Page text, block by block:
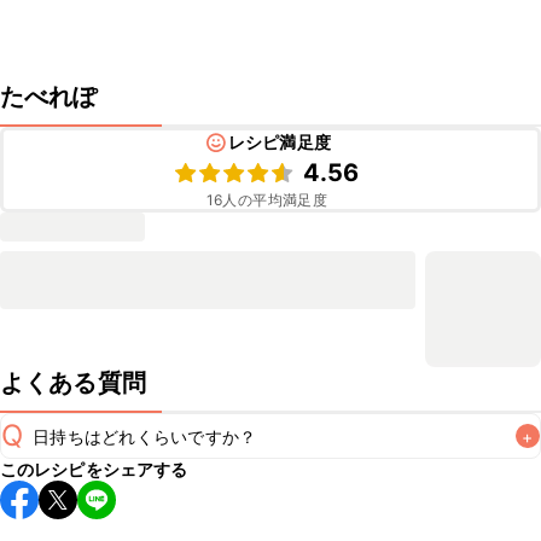
たべれぽ
レシピ満足度
4.56
16人の平均満足度
よくある質問
Q 日持ちはどれくらいですか？ +
保存期間は冷蔵で当日中が目安です。なるべくお早めにお召
し上がりください。
このレシピをシェアする